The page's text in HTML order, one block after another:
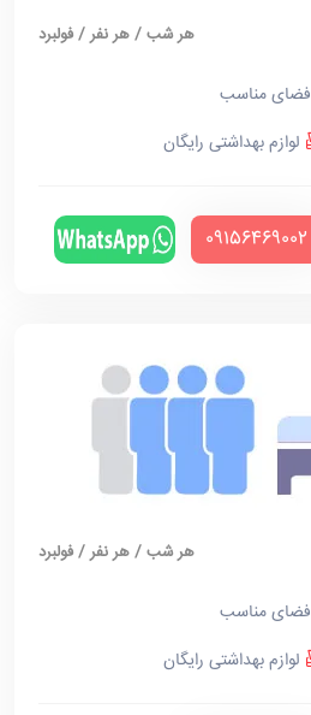
هر شب / هر نفر / فولبرد
فضای مناسب
لوازم بهداشتی رایگان
‪09156469002‬
هر شب / هر نفر / فولبرد
فضای مناسب
لوازم بهداشتی رایگان